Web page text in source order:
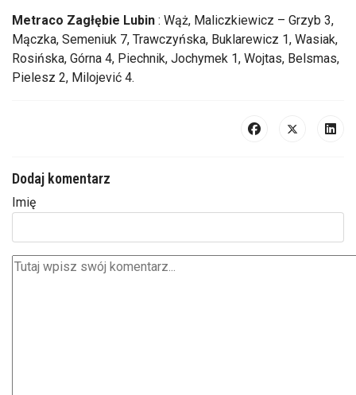
Metraco Zagłębie Lubin : Wąż, Maliczkiewicz – Grzyb 3,
Mączka, Semeniuk 7, Trawczyńska, Buklarewicz 1, Wasiak,
Rosińska, Górna 4, Piechnik, Jochymek 1, Wojtas, Belsmas,
Pielesz 2, Milojević 4.
Dodaj komentarz
Imię